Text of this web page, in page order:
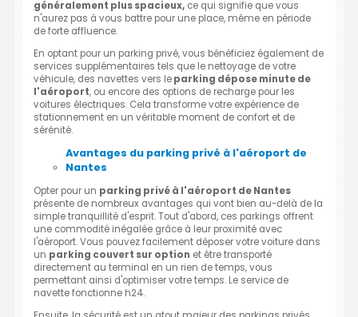
généralement plus spacieux, ce qui signifie que vous
n'aurez pas à vous battre pour une place, même en période
de forte affluence.
En optant pour un parking privé, vous bénéficiez également de
services supplémentaires tels que le nettoyage de votre
véhicule, des navettes vers leparking dépose minute de
l'aéroport, ou encore des options de recharge pour les
voitures électriques. Cela transforme votre expérience de
stationnement en un véritable moment de confort et de
sérénité.
Avantages du parking privé à l'aéroport de
Nantes
Opter pour un parking privé à l'aéroport de Nantes
présente de nombreux avantages qui vont bien au-delà de la
simple tranquillité d'esprit. Tout d'abord, ces parkings offrent
une commodité inégalée grâce à leur proximité avec
l'aéroport. Vous pouvez facilement déposer votre voiture dans
un parking couvert sur option et être transporté
directement au terminal en un rien de temps, vous
permettant ainsi d'optimiser votre temps. Le service de
navette fonctionne h24.